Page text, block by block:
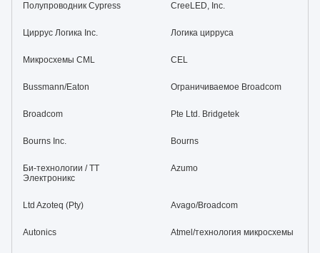
Полупроводник Cypress CreeLED, Inc.
Циррус Логика Inc. Логика цирруса
Микросхемы CML CEL
Bussmann/Eaton Ограничиваемое Broadcom
Broadcom Pte Ltd. Bridgetek
Bourns Inc. Bourns
Би-технологии / ТТ
Электроникс
Azumo
Ltd Azoteq (Pty) Avago/Broadcom
Autonics Atmel/технология микросхемы